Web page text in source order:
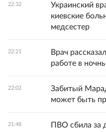
22:32
Украинский
киевские
медсестер
22:21
Врач
работе в
22:02
Забитый
может быть
21:48 ПВО сбила за